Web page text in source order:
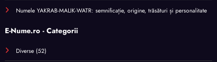
Numele YAKRAB-MALIK-WATR: semnificație, origine, trăsături și personalitate
E-Nume.ro - Categorii
Diverse (52)